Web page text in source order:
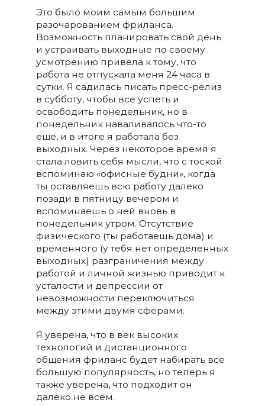
Это было моим самым большим
разочарованием фриланса.
Возможность планировать свой день
и устраивать выходные по своему
усмотрению привела к тому, что
работа не отпускала меня 24 часа в
сутки. Я садилась писать пресс-релиз
в субботу, чтобы все успеть и
освободить понедельник, но в
понедельник наваливалось что-то
еще, и в итоге я работала без
выходных. Через некоторое время я
стала ловить себя мысли, что с тоской
вспоминаю «офисные будни», когда
ты оставляешь всю работу далеко
позади в пятницу вечером и
вспоминаешь о ней вновь в
понедельник утром. Отсутствие
физического (ты работаешь дома) и
временного (у тебя нет определенных
выходных) разграничения между
работой и личной жизнью приводит к
усталости и депрессии от
невозможности переключиться
между этими двумя сферами.
Я уверена, что в век высоких
технологий и дистанционного
общения фриланс будет набирать все
большую популярность, но теперь я
также уверена, что подходит он
далеко не всем.